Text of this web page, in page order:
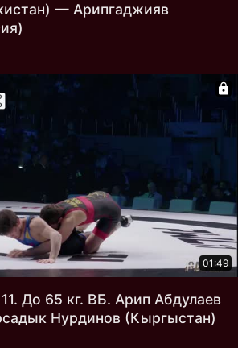
— Арипгаджияв
01:49
До 65 кг. ВБ. Арип Абдулаев
Нурдинов (Кыргыстан)